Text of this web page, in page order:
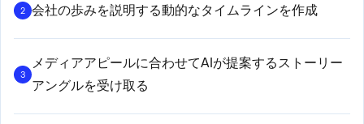
2 会社の歩みを説明する動的なタイムラインを作成
3
メディアアピールに合わせてAIが提案するストーリー
アングルを受け取る